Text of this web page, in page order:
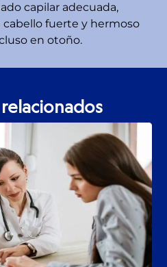
capilar adecuada,
fuerte y hermoso
en otoño.